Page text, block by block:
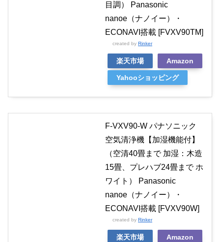
目調） Panasonic
nanoe（ナノイー）・
ECONAVI搭載 [FVXV90TM]
created by Rinker
楽天市場 Amazon
Yahooショッピング
F-VXV90-W パナソニック
空気清浄機【加湿機能付】
（空清40畳まで 加湿：木造
15畳、プレハブ24畳まで ホ
ワイト） Panasonic
nanoe（ナノイー）・
ECONAVI搭載 [FVXV90W]
created by Rinker
楽天市場 Amazon